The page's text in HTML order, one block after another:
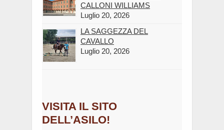
CALLONI WILLIAMS
Luglio 20, 2026
LA SAGGEZZA DEL
CAVALLO
Luglio 20, 2026
VISITA IL SITO
DELL’ASILO!